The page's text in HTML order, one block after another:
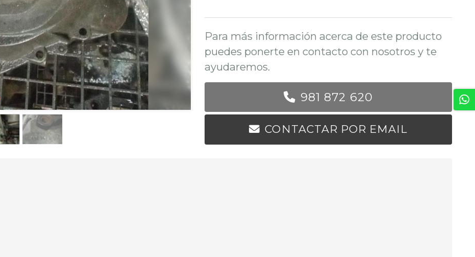
Para más información acerca de este producto
puedes ponerte en contacto con nosotros y te
ayudaremos.
981 872 620
CONTACTAR POR EMAIL